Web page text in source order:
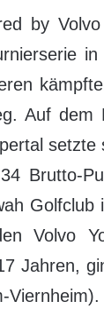
by
Auf dem
setzte
Brutto-
Golfclub
Volvo
Jahren,
Viernheim).